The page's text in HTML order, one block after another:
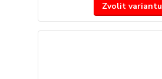
Zvolit variantu